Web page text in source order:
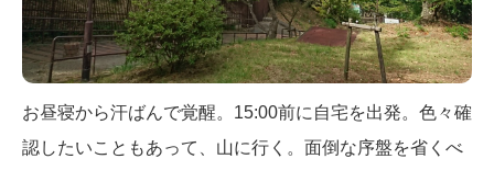
お昼寝から汗ばんで覚醒。15:00前に自宅を出発。色々確
認したいこともあって、山に行く。面倒な序盤を省くべ